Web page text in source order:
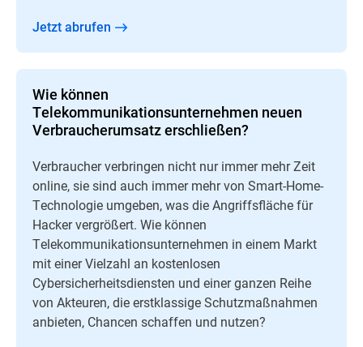
Jetzt abrufen
Wie können
Telekommunikationsunternehmen neuen
Verbraucherumsatz erschließen?
Verbraucher verbringen nicht nur immer mehr Zeit
online, sie sind auch immer mehr von Smart-Home-
Technologie umgeben, was die Angriffsfläche für
Hacker vergrößert. Wie können
Telekommunikationsunternehmen in einem Markt
mit einer Vielzahl an kostenlosen
Cybersicherheitsdiensten und einer ganzen Reihe
von Akteuren, die erstklassige Schutzmaßnahmen
anbieten, Chancen schaffen und nutzen?​